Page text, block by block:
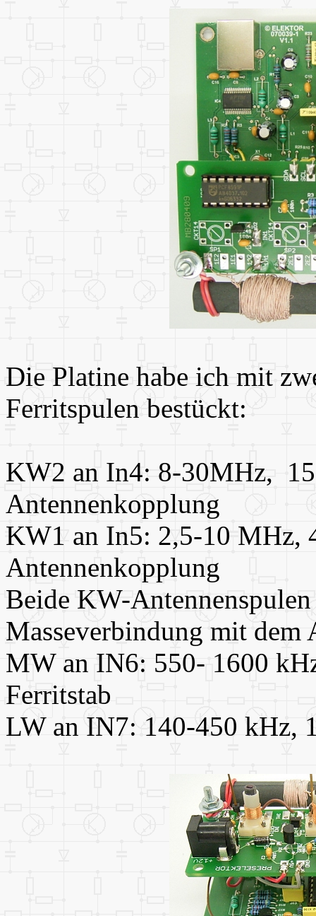
Die Platine habe ich mit
Ferritspulen bestückt:
KW2 an In4: 8-30MHz,
Antennenkopplung
KW1 an In5: 2,5-10 MHz,
Antennenkopplung
Beide KW-
Masseverbindung mit dem
MW an IN6: 550- 1600
Ferritstab
LW an IN7: 140-450 kHz,